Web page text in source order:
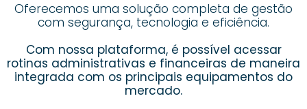
Oferecemos uma solução completa de gestão
com segurança, tecnologia e eficiência.
Com nossa plataforma, é possível acessar
rotinas administrativas e financeiras de maneira
integrada com os principais equipamentos do
mercado.